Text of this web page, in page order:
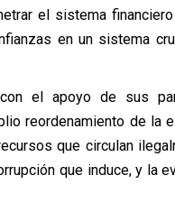
el sistema
en un sistema
el apoyo de sus
reordenamiento de la
que circulan
que induce, y la